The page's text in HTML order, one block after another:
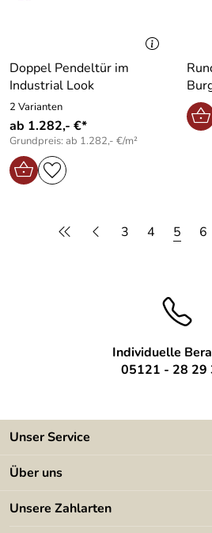
Doppel Pendeltür im
Industrial Look
2 Varianten
ab 1.282,- €*
Grundpreis: ab 1.282,- €/m²
3 4 5 6
Individuelle
05121 - 28 29
Unser Service
Kontakt
Kundeninformationen
Über uns
Angebote
Unsere Zahlarten